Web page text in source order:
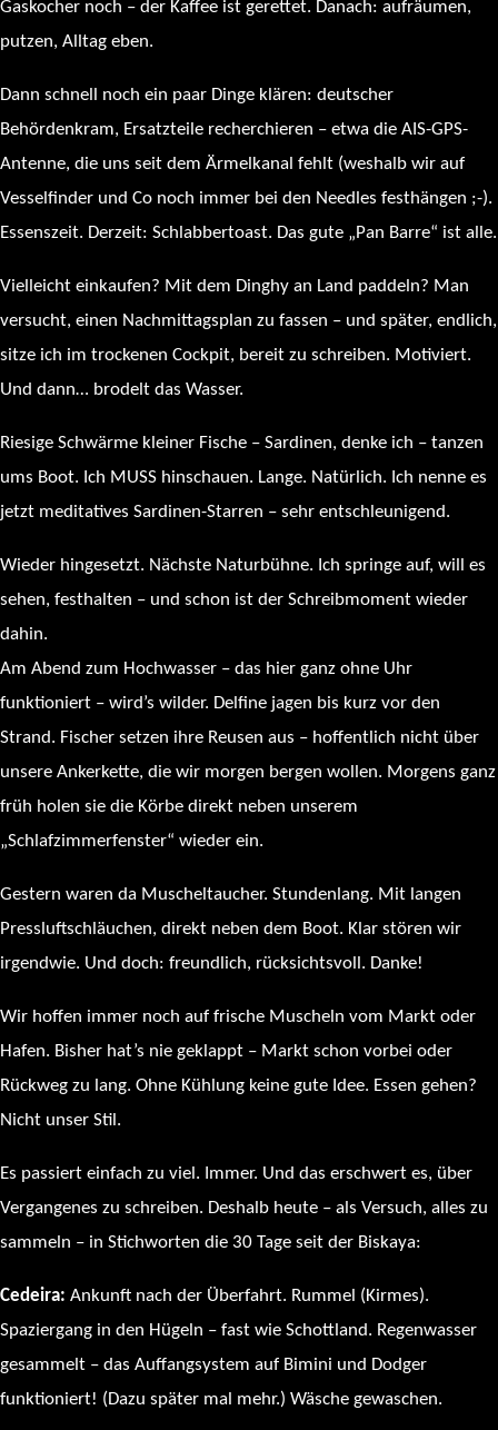
Gaskocher noch – der Kaffee ist gerettet. Danach: aufräumen,
putzen, Alltag eben.
Dann schnell noch ein paar Dinge klären: deutscher
Behördenkram, Ersatzteile recherchieren – etwa die AIS-GPS-
Antenne, die uns seit dem Ärmelkanal fehlt (weshalb wir auf
Vesselfinder und Co noch immer bei den Needles festhängen ;-).
Essenszeit. Derzeit: Schlabbertoast. Das gute „Pan Barre“ ist alle.
Vielleicht einkaufen? Mit dem Dinghy an Land paddeln? Man
versucht, einen Nachmittagsplan zu fassen – und später, endlich,
sitze ich im trockenen Cockpit, bereit zu schreiben. Motiviert.
Und dann… brodelt das Wasser.
Riesige Schwärme kleiner Fische – Sardinen, denke ich – tanzen
ums Boot. Ich MUSS hinschauen. Lange. Natürlich. Ich nenne es
jetzt meditatives Sardinen-Starren – sehr entschleunigend.
Wieder hingesetzt. Nächste Naturbühne. Ich springe auf, will es
sehen, festhalten – und schon ist der Schreibmoment wieder
dahin.
Am Abend zum Hochwasser – das hier ganz ohne Uhr
funktioniert – wird’s wilder. Delfine jagen bis kurz vor den
Strand. Fischer setzen ihre Reusen aus – hoffentlich nicht über
unsere Ankerkette, die wir morgen bergen wollen. Morgens ganz
früh holen sie die Körbe direkt neben unserem
„Schlafzimmerfenster“ wieder ein.
Gestern waren da Muscheltaucher. Stundenlang. Mit langen
Pressluftschläuchen, direkt neben dem Boot. Klar stören wir
irgendwie. Und doch: freundlich, rücksichtsvoll. Danke!
Wir hoffen immer noch auf frische Muscheln vom Markt oder
Hafen. Bisher hat’s nie geklappt – Markt schon vorbei oder
Rückweg zu lang. Ohne Kühlung keine gute Idee. Essen gehen?
Nicht unser Stil.
Es passiert einfach zu viel. Immer. Und das erschwert es, über
Vergangenes zu schreiben. Deshalb heute – als Versuch, alles zu
sammeln – in Stichworten die 30 Tage seit der Biskaya:
Cedeira: Ankunft nach der Überfahrt. Rummel (Kirmes).
Spaziergang in den Hügeln – fast wie Schottland. Regenwasser
gesammelt – das Auffangsystem auf Bimini und Dodger
funktioniert! (Dazu später mal mehr.) Wäsche gewaschen.